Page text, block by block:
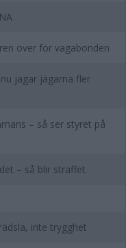
över för vagabonden
jagar jägarna fler
– så ser styret på
– så blir straffet
inte trygghet